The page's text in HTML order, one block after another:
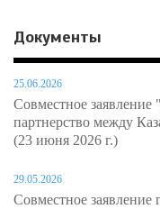
Документы
25.06.2026
Совместное заявление
партнерство между
(23 июня 2026 г.)
29.05.2026
Совместное заявление